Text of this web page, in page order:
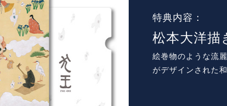
特典内容：
松本大洋描
絵巻物のような流
がデザインされた